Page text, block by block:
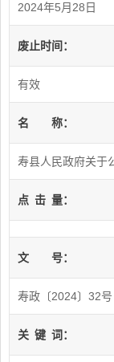
2024年5月28日
废止时间：
有效
名 称：
寿县人民政府关于
点 击 量：
文 号：
寿政〔2024〕32号
关 键 词：